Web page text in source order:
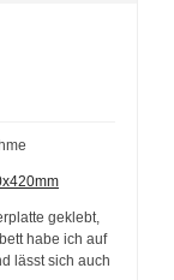
geklebt,
habe ich auf
lässt sich auch